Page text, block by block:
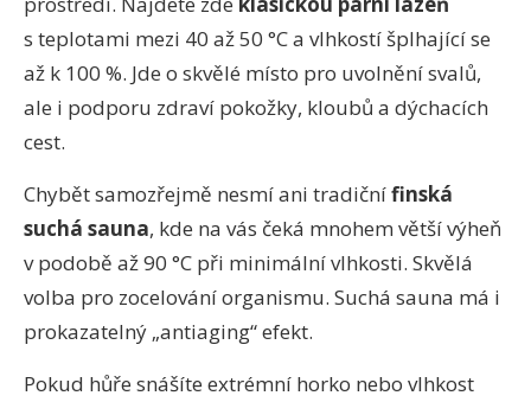
s teplotami mezi 40 až 50 °C a vlhkostí šplhající se
až k 100 %. Jde o skvělé místo pro uvolnění svalů,
ale i podporu zdraví pokožky, kloubů a dýchacích
cest.
Chybět samozřejmě nesmí ani tradičnífinská
suchá sauna, kde na vás čeká mnohem větší výheň
v podobě až 90 °C při minimální vlhkosti. Skvělá
volba pro zocelování organismu. Suchá sauna má i
prokazatelný „antiaging“ efekt.
Pokud hůře snášíte extrémní horko nebo vlhkost